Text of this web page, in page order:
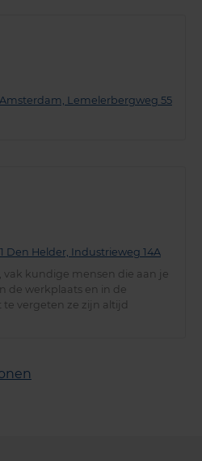
Lemelerbergweg 55
Den Helder, Industrieweg 14A
vak kundige mensen die aan je
de werkplaats en in de
vergeten ze zijn altijd